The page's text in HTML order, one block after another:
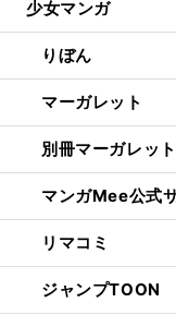
少女マンガ
りぼん
マーガレット
別冊マーガレット
マンガMee公式
リマコミ
ジャンプTOON